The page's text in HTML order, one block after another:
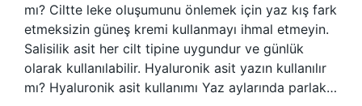
mı? Ciltte leke oluşumunu önlemek için yaz kış fark
etmeksizin güneş kremi kullanmayı ihmal etmeyin.
Salisilik asit her cilt tipine uygundur ve günlük
olarak kullanılabilir. Hyaluronik asit yazın kullanılır
mı? Hyaluronik asit kullanımı Yaz aylarında parlak…